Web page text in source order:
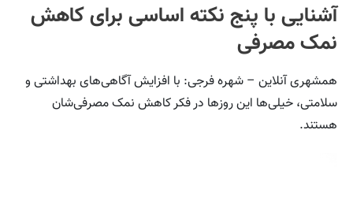
آشنایی با پنج نکته اساسی برای کاهش
نمک مصرفی
همشهری آنلاین – شهره فرجی: با افزایش آگاهی‌های بهداشتی و
سلامتی، خیلی‌ها این روزها در فکر کاهش نمک مصرفی‌شان
هستند.